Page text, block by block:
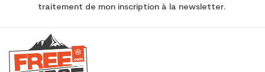
traitement de mon inscription à la newsletter.